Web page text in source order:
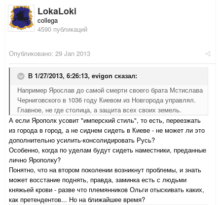
LokaLoki
collega
4590 публикаций
Опубликовано: 29 Jan 2013
В 1/27/2013, 6:26:13, evigon сказал:
Например Ярослав до самой смерти своего брата Мстислава
Черниговского в 1036 году Киевом из Новгорода управлял.
Главное, не где столица, а защита всех своих земель.
А если Ярополк усовит "имперский стиль", то есть, переезжать
из города в город, а не сиднем сидеть в Киеве - не может ли это
дополнительно усилить-консолидировать Русь?
Особенно, когда по уделам будут сидеть наместники, преданные
лично Ярополку?
Понятно, что на втором поколении возникнут проблемы, и знать
может восстание поднять, правда, заминка есть с людьми
княжьей крови - разве что племянников Ольги отыскивать каких,
как претендентов... Но на ближайшее время?